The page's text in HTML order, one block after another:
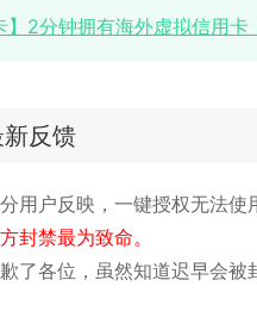
】2分钟拥有海外虚拟信用卡
反馈
用户反映，一键授权无法
封禁最为致命。
了各位，虽然知道迟早会被